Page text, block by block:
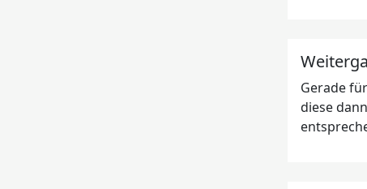
Gerade
diese